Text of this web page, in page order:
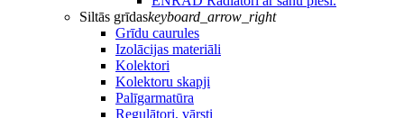
Siltās grīdaskeyboard_arrow_right
Grīdu caurules
Izolācijas materiāli
Kolektori
Kolektoru skapji
Palīgarmatūra
Regulātori, vārsti